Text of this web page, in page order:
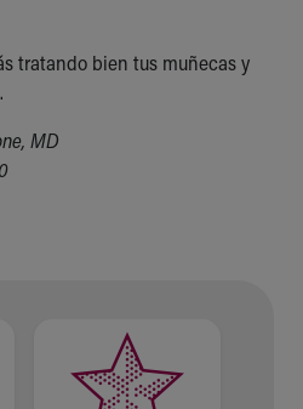
tratando bien tus muñecas y
MD